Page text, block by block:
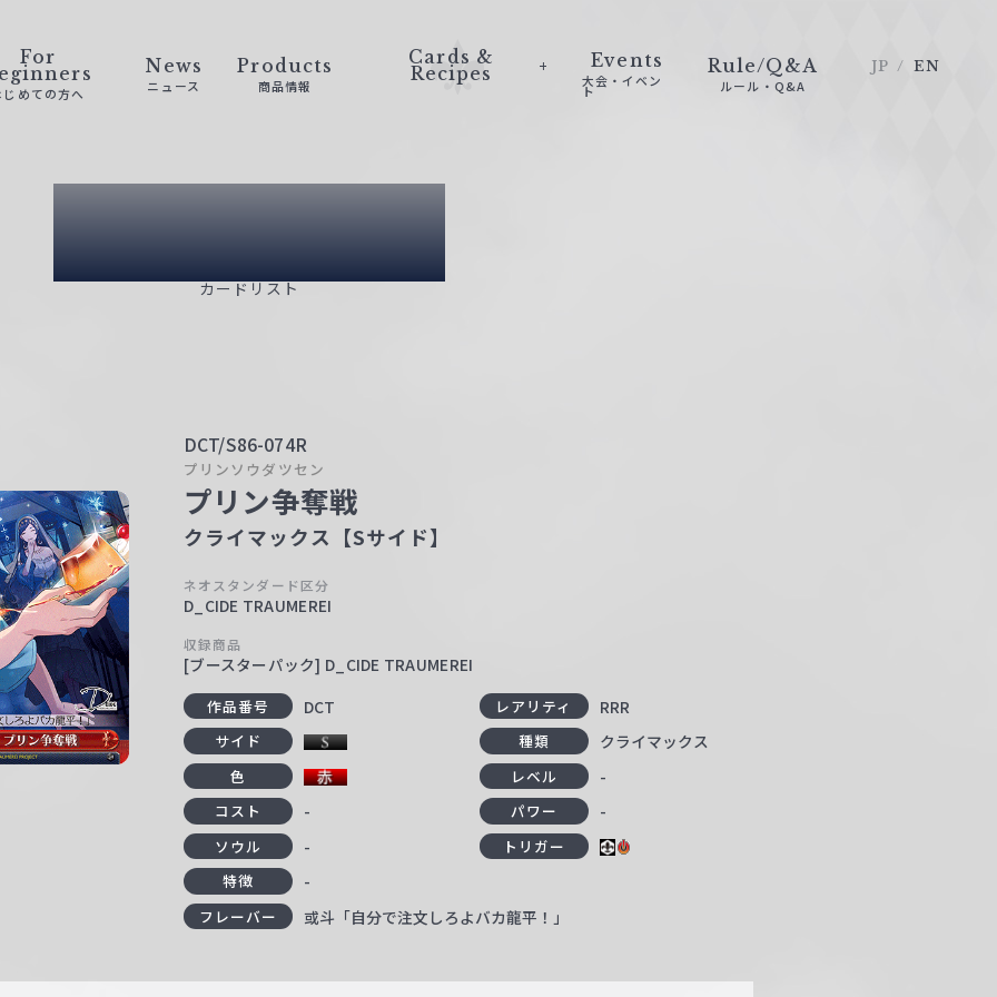
For
じめての方へ
News
ニュース
Products
商品情報
Cards &
Recipes
Events
大会・イベン
ト
Rule/Q&A
ルール・Q&A
JP EN
Card List
カードリスト
DCT/S86-074R
プリンソウダツセン
プリン争奪戦
クライマックス【Sサイド】
ネオスタンダード区分
D_CIDE TRAUMEREI
収録商品
[ブースターパック] D_CIDE TRAUMEREI
作品番号 DCT レアリティ RRR
サイド 種類 クライマックス
色 レベル -
コスト - パワー -
ソウル -
トリガー
特徴
-
フレーバー 或斗「自分で注文しろよバカ龍平！」